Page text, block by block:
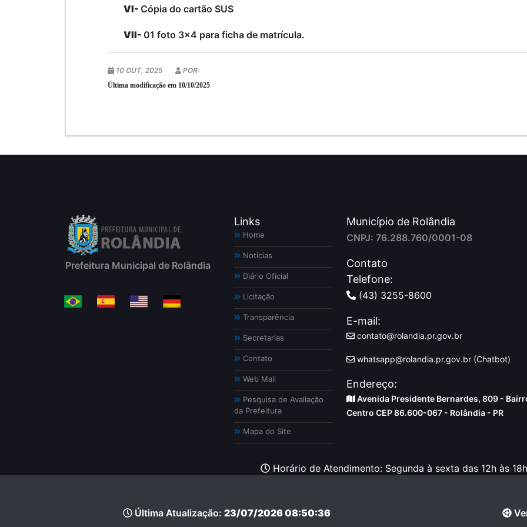
VI- Cópia do cartão SUS
VII- 01 foto 3x4 para ficha de matrícula.
10 OUT, 2025 POR:
Última modificação em 10/10/2025
Prefeitura Municipal de Rolândia
Links
Home
Notícias
Diário Oficial
Licitação
Transparência
Secretarias
Contato
Web Mail
Pesquisa de Avaliação
da Prefeitura
Mapa do Site
Município de Rolândia
CNPJ: 76.288.760/0001-08
Contato
Telefone:
(43) 3255-8600
E-mail:
contato@rolandia.pr.gov.br
whatsapp@rolandia.pr.gov.br (Chatbot)
Endereço:
Avenida Presidente Bernardes, 809 -
Centro CEP 86.600-067 - Rolândia - PR
Horário de Atendimento: Segunda à sexta das 12h às
Última Atualização: 23/07/2026 08:50:36